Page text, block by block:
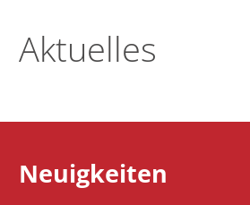
Aktuelles
Neuigkeiten